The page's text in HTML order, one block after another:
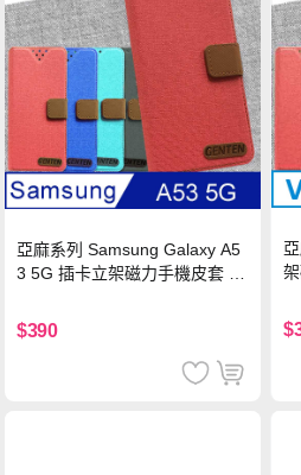
亞麻系列 Samsung Galaxy A5
3 5G 插卡立架磁力手機皮套 藍
$390